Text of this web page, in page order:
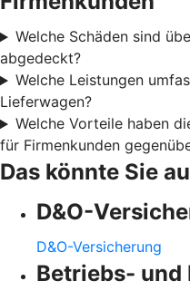
Welche Schäden sind
abgedeckt?
Welche Leistungen
Lieferwagen?
Welche Vorteile haben
für Firmenkunden
Das könnte Sie
D&O-
D&O-Versicherung
Betriebs-